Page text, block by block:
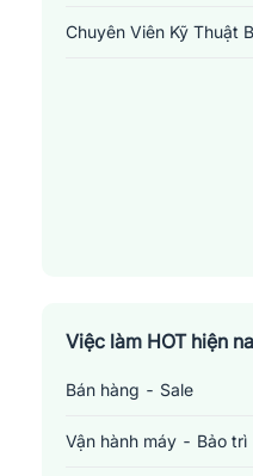
CV chuyên nghiệp.
Chuyên Viên Kỹ Thuật
Việc làm HOT hiện
Bán hàng - Sale
Vận hành máy - Bảo